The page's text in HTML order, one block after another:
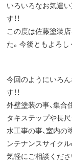
いろいろなお気遣
す！！
この度は佐藤塗装
た。今後ともよろし
今回のようにいろ
す！！
外壁塗装の事、集合
タキステップや長尺
水工事の事、室内の
ンテナンスサイク
気軽にご相談ください